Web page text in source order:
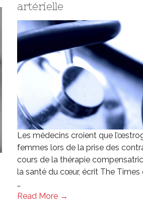
artérielle
Les médecins croient que
femmes lors de la prise des
cours de la thérapie
la santé du cœur, écrit The Times
…
Read More →